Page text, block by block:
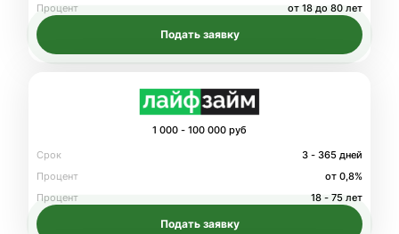
Процент
от 18 до 80 лет
Подать заявку
1 000 - 100 000 руб
Срок
3 - 365 дней
Процент
от 0,8%
Процент
18 - 75 лет
Подать заявку